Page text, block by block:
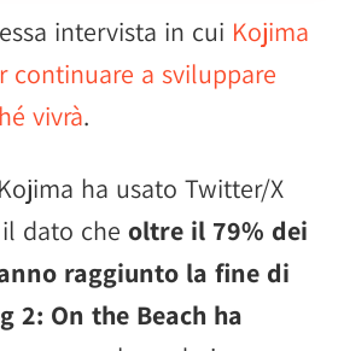
intervista in cui Kojima
continuare a sviluppare
vivrà.
ha usato Twitter/X
dato che oltre il 79% dei
raggiunto la fine di
2: On the Beach ha